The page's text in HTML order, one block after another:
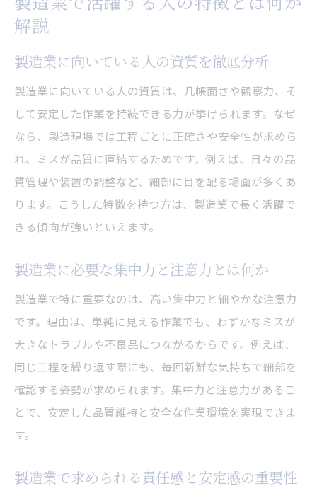
製造業で求められる能力の基本を理解する
ものづくり現場で求められる資質を探る
製造業が重視するものづくりの資質とは
製造業の現場で求められる柔軟な対応力
製造業で評価される観察力と改善意識
製造業の現場で活かせる主体性を考察
製造業のものづくりに必要な忍耐力の理由
製造業で資質を活かすための学び方
集中力が光る製造業に向く人の共通点
製造業では集中力がなぜ大切なのか
製造業で活躍する人の集中力の維持方法
製造業の現場で光る細やかな気配りの力
製造業で注意深さが求められる場面とは
製造業で集中力を発揮するコツを紹介
チームワーク重視なら製造業が最適な理由
製造業ではチームワークが不可欠な理由
製造業の現場で協調性が活きる瞬間とは
解説
製造業に向いている人の資質を徹底分析
製造業に向いている人の資質は、几帳面さや観察力、そ
して安定した作業を持続できる力が挙げられます。なぜ
なら、製造現場では工程ごとに正確さや安全性が求めら
れ、ミスが品質に直結するためです。例えば、日々の品
質管理や装置の調整など、細部に目を配る場面が多くあ
ります。こうした特徴を持つ方は、製造業で長く活躍で
きる傾向が強いといえます。
製造業に必要な集中力と注意力とは何か
製造業で特に重要なのは、高い集中力と細やかな注意力
です。理由は、単純に見える作業でも、わずかなミスが
大きなトラブルや不良品につながるからです。例えば、
同じ工程を繰り返す際にも、毎回新鮮な気持ちで細部を
確認する姿勢が求められます。集中力と注意力があるこ
とで、安定した品質維持と安全な作業環境を実現できま
す。
製造業で求められる責任感と安定感の重要性